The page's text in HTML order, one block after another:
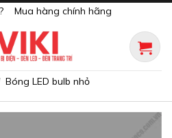
Mua hàng chính hãng
Bóng LED bulb nhỏ